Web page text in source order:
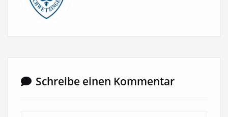
Schreibe einen Kommentar